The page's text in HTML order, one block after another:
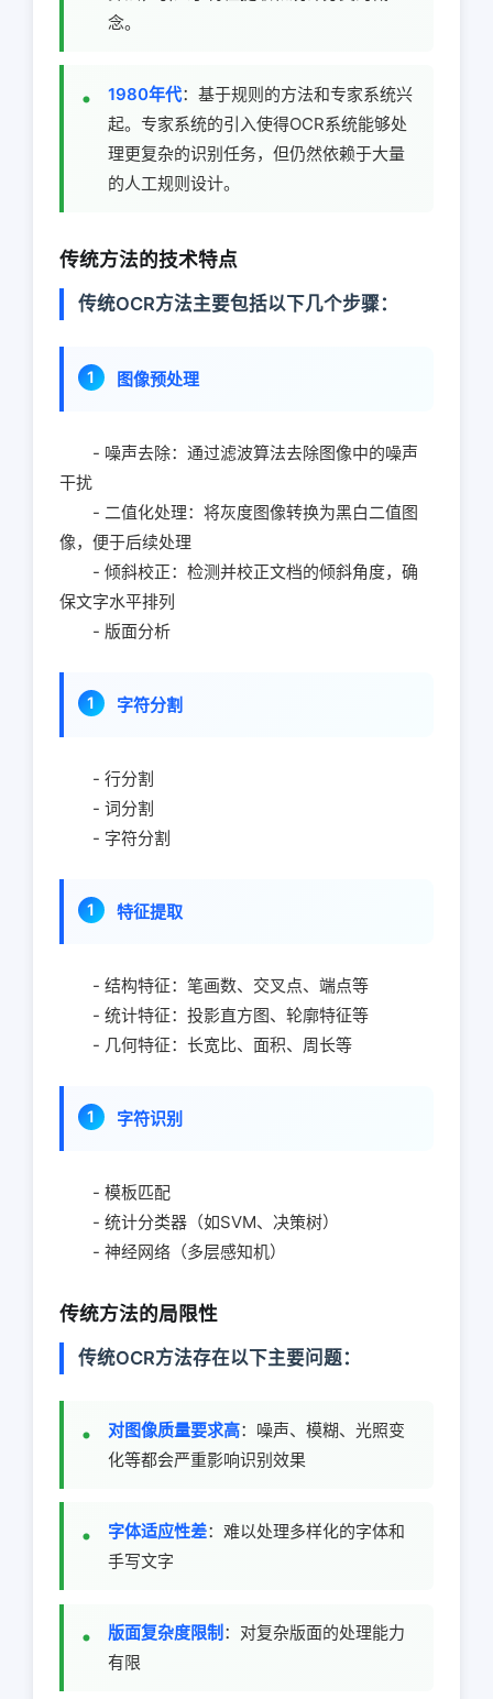
念。
1980年代：基于规则的方法和专家系统兴
起。专家系统的引入使得OCR系统能够处
理更复杂的识别任务，但仍然依赖于大量
的人工规则设计。
传统方法的技术特点
传统OCR方法主要包括以下几个步骤：
图像预处理
- 噪声去除：通过滤波算法去除图像中的噪声
干扰
- 二值化处理：将灰度图像转换为黑白二值图
像，便于后续处理
- 倾斜校正：检测并校正文档的倾斜角度，确
保文字水平排列
- 版面分析
字符分割
- 行分割
- 词分割
- 字符分割
特征提取
- 结构特征：笔画数、交叉点、端点等
- 统计特征：投影直方图、轮廓特征等
- 几何特征：长宽比、面积、周长等
字符识别
- 模板匹配
- 统计分类器（如SVM、决策树）
- 神经网络（多层感知机）
传统方法的局限性
传统OCR方法存在以下主要问题：
对图像质量要求高：噪声、模糊、光照变
化等都会严重影响识别效果
字体适应性差：难以处理多样化的字体和
手写文字
版面复杂度限制 ：对复杂版面的处理能力
有限